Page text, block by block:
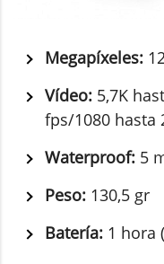
Megapíxeles:
Vídeo: 5,7K
fps/1080 hasta
Waterproof: 5
Peso: 130,5 gr
Batería: 1 hora